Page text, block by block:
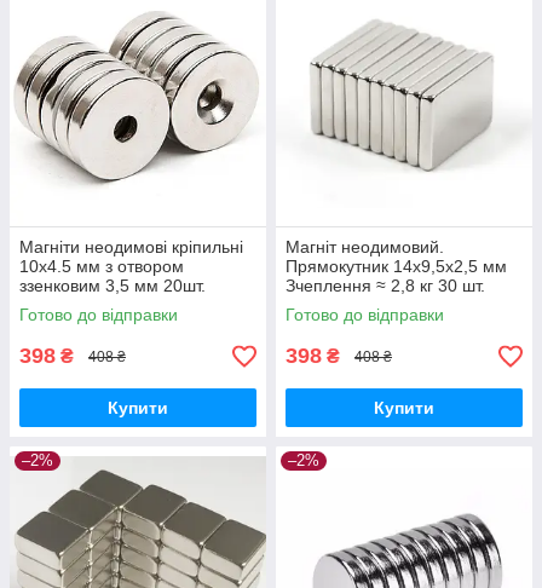
Магніти неодимові кріпильні
10x4.5 мм з отвором
ззенковим 3,5 мм 20шт.
Готово до відправки
398 ₴ 408 ₴
Купити
Магніт неодимовий.
Прямокутник 14x9,5x2,5 мм
Зчеплення ≈ 2,8 кг 30 шт.
Готово до відправки
398 ₴ 408 ₴
Купити
–2% –2%